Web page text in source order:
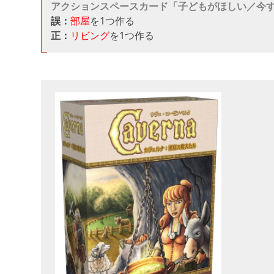
アクションスペースカード「子どもがほしい／今
誤：部屋を1つ作る
正： リビングを1つ作る